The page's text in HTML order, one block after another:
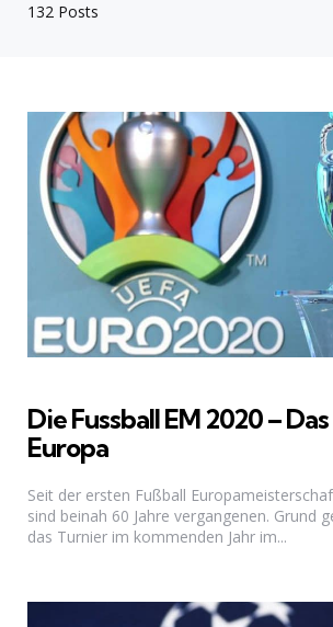
132 Posts
Die Fussball EM 2020 –
Europa
Seit der ersten Fußball
sind beinah 60 Jahre vergangenen. Grund
das Turnier im kommenden Jahr im...